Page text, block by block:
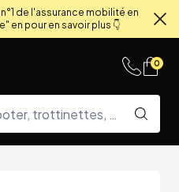
de l'assurance mobilité en
en pour en savoir plus 👇
0